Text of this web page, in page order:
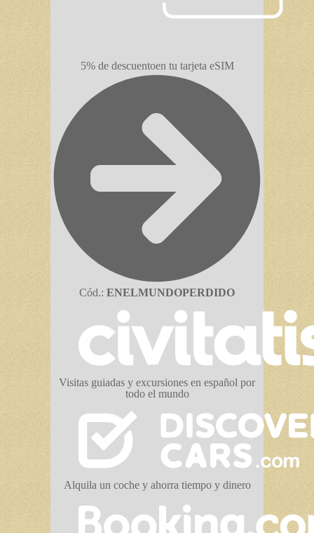
5% de descuentoen tu tarjeta eSIM
Cód.: ENELMUNDOPERDIDO
Visitas guiadas y excursiones en español por
todo el mundo
Alquila un coche y ahorra tiempo y dinero